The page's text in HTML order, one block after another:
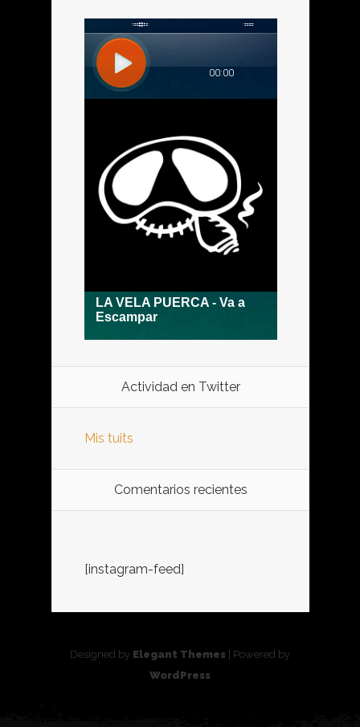
Actividad en Twitter
Mis tuits
Comentarios recientes
[instagram-feed]
Designed by Elegant Themes | Powered by
WordPress